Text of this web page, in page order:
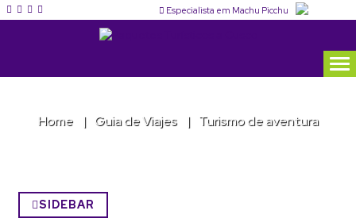
Especialista em Machu Picchu
Home Guia de Viajes Turismo de aventura
SIDEBAR